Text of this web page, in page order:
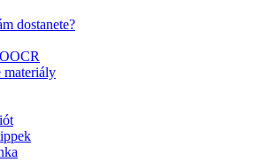
dostanete?
materiály